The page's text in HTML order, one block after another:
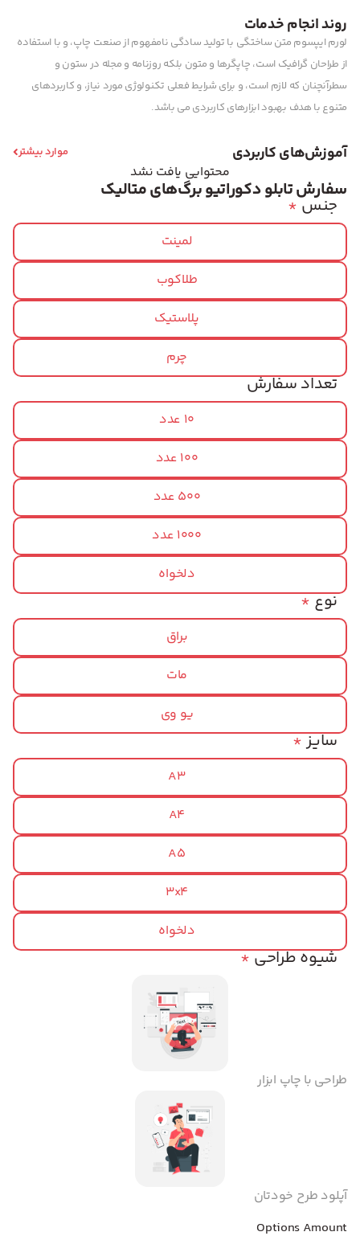
روند انجام خدمات
لورم ایپسوم متن ساختگی با تولید سادگی نامفهوم از صنعت چاپ، و با استفاده
از طراحان گرافیک است، چاپگرها و متون بلکه روزنامه و مجله در ستون و
سطرآنچنان که لازم است، و برای شرایط فعلی تکنولوژی مورد نیاز، و کاربردهای
متنوع با هدف بهبود ابزارهای کاربردی می باشد.
آموزش‌های کاربردی موارد بیشتر
محتوایی یافت نشد
سفارش تابلو دکوراتیو برگ‌های متالیک
*جنس
لمینت
طلاکوب
پلاستیک
چرم
تعداد سفارش
10 عدد
100 عدد
500 عدد
1000 عدد
دلخواه
*نوع
براق
مات
یو وی
*سایز
A3
A4
A5
3x4
دلخواه
*شیوه طراحی
طراحی با چاپ ابزار
آپلود طرح خودتان
Options Amount